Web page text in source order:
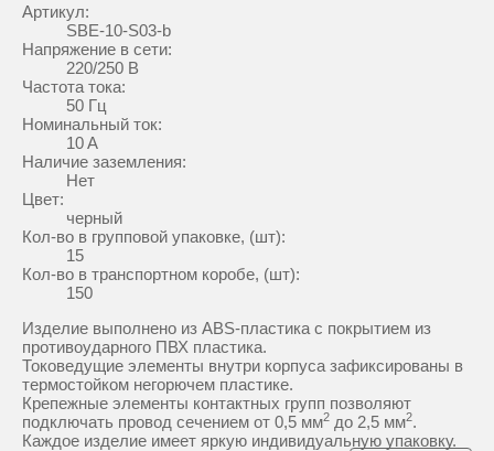
Aртикул:
SBE-10-S03-b
Напряжение в сети:
220/250 В
Частота тока:
50 Гц
Номинальный ток:
10 A
Наличие заземления:
Нет
Цвет:
черный
Кол-во в групповой упаковке, (шт):
15
Кол-во в транспортном коробе, (шт):
150
Изделие выполнено из ABS-пластика с покрытием из
противоударного ПВХ пластика.
Токоведущие элементы внутри корпуса зафиксированы в
термостойком негорючем пластике.
Крепежные элементы контактных групп позволяют
подключать провод сечением от 0,5 мм2 до 2,5 мм2.
Каждое изделие имеет яркую индивидуальную упаковку.